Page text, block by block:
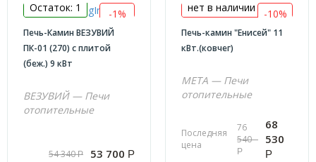
-1%
Остаток: 1
Печь-Камин ВЕЗУВИЙ
ПК-01 (270) с плитой
(беж.) 9 кВт
ВЕЗУВИЙ — Печи
отопительные
54 340Р 53 700 Р
-10%
нет в наличии
Печь-камин "Енисей" 11
кВт.(ковчег)
МЕТА — Печи
отопительные
Последняя
цена
76
540
Р
68
530
Р